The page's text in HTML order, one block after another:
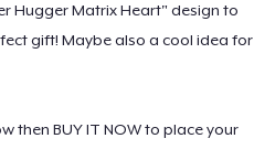
Hugger Matrix Heart" design to
gift! Maybe also a cool idea for
then BUY IT NOW to place your